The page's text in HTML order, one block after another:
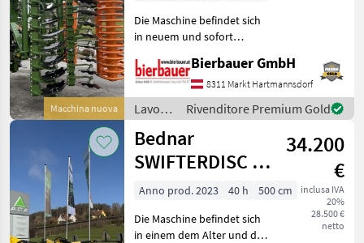
Macchina nuova
Die Maschine befindet sich
in neuem und sofort
und kann nach
telefonischer Vereinbarung
gerne vor Ort besichtigt
werden. Neumaschine sofo
Bierbauer GmbH
8311 Markt Hartmannsdorf
Lavorazione
terreno
/
Amazone
Rivenditore Premium Gold
Bednar
SWIFTERDISC XN
5000
34.200
€
inclusa IVA
20%
28.500 €
netto
Anno prod. 2023 40 h
500 cm
Die Maschine befindet sich
in einem dem Alter und der